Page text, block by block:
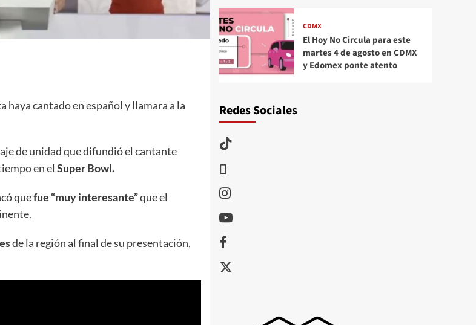
haya cantado en español y llamara a la
de unidad que difundió el cantante
en el Super Bowl.
quefue “muy interesante”que el
de la región al final de su presentación,
CDMX
El Hoy No Circula para este
martes 4 de agosto en CDMX
y Edomex ponte atento
Redes Sociales
TikTok
Instagram
Youtube
Facebook
X